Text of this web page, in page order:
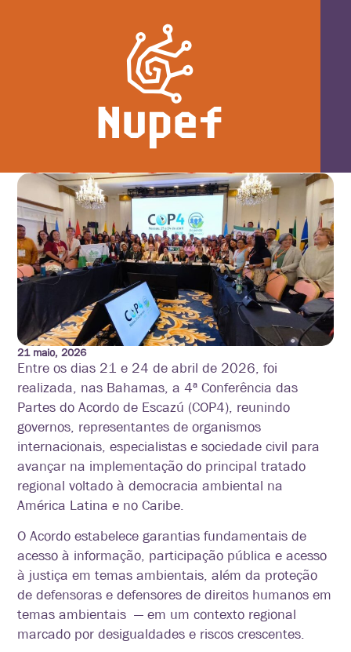
COP4 de Escazú: avanços, desafios e o
papel do Brasil
21 maio, 2026
Entre os dias 21 e 24 de abril de 2026, foi
realizada, nas Bahamas, a 4ª Conferência das
Partes do Acordo de Escazú (COP4), reunindo
governos, representantes de organismos
internacionais, especialistas e sociedade civil para
avançar na implementação do principal tratado
regional voltado à democracia ambiental na
América Latina e no Caribe.
O Acordo estabelece garantias fundamentais de
acesso à informação, participação pública e acesso
à justiça em temas ambientais, além da proteção
de defensoras e defensores de direitos humanos em
temas ambientais — em um contexto regional
marcado por desigualdades e riscos crescentes.